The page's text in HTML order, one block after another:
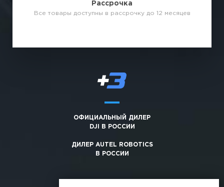
Рассрочка
Все товары доступны в рассрочку до 12 месяцев
ОФИЦИАЛЬНЫЙ ДИЛЕР
DJI В РОССИИ
ДИЛЕР AUTEL ROBOTICS
В РОССИИ